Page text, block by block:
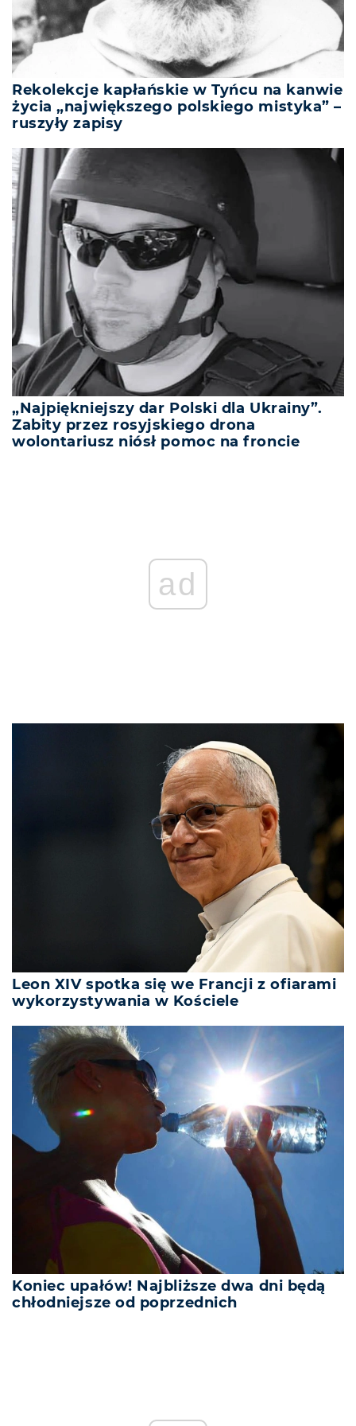
Rekolekcje kapłańskie w Tyńcu na kanwie
życia „największego polskiego mistyka” –
ruszyły zapisy
„Najpiękniejszy dar Polski dla Ukrainy”.
Zabity przez rosyjskiego drona
wolontariusz niósł pomoc na froncie
ad
Leon XIV spotka się we Francji z ofiarami
wykorzystywania w Kościele
Koniec upałów! Najbliższe dwa dni będą
chłodniejsze od poprzednich